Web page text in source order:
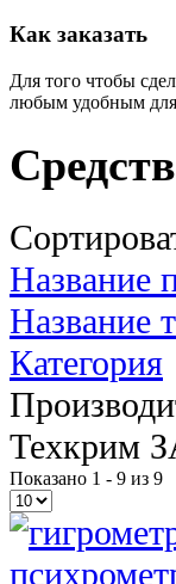
Как заказать
Для того чтобы
любым удобным для
Название
Название
Категория
Техкрим
Показано 1 - 9 из 9